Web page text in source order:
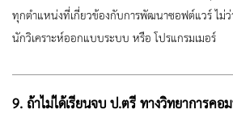
ทุกตำแหน่งที่เกี่ยวข้องกับการพัฒนาซอฟต์แวร์ ไม่ว่
นักวิเคราะห์ออกแบบระบบ หรือ โปรแกรมเมอร์
9. ถ้าไม่ได้เรียนจบ ป.ตรี ทางวิทยาการคอ